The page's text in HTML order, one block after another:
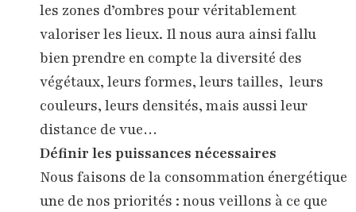
les zones d’ombres pour véritablement
valoriser les lieux. Il nous aura ainsi fallu
bien prendre en compte la diversité des
végétaux, leurs formes, leurs tailles, leurs
couleurs, leurs densités, mais aussi leur
distance de vue…
Définir les puissances nécessaires
Nous faisons de la consommation énergétique
une de nos priorités : nous veillons à ce que